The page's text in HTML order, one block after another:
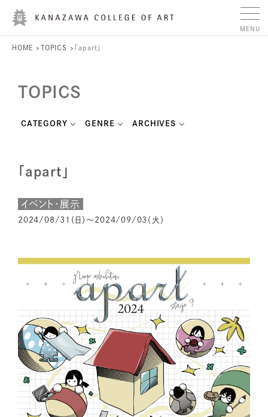
HOME TOPICS 「apart」
TOPICS
CATEGORY GENRE ARCHIVES
「apart」
イベント・展示
2024/08/31（日）～2024/09/03（火）